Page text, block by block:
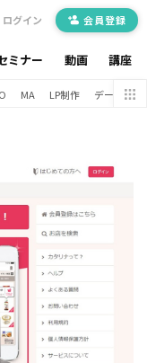
ミナー 動画 講座
ログイン 会員登録
MA LP制作 データ分析